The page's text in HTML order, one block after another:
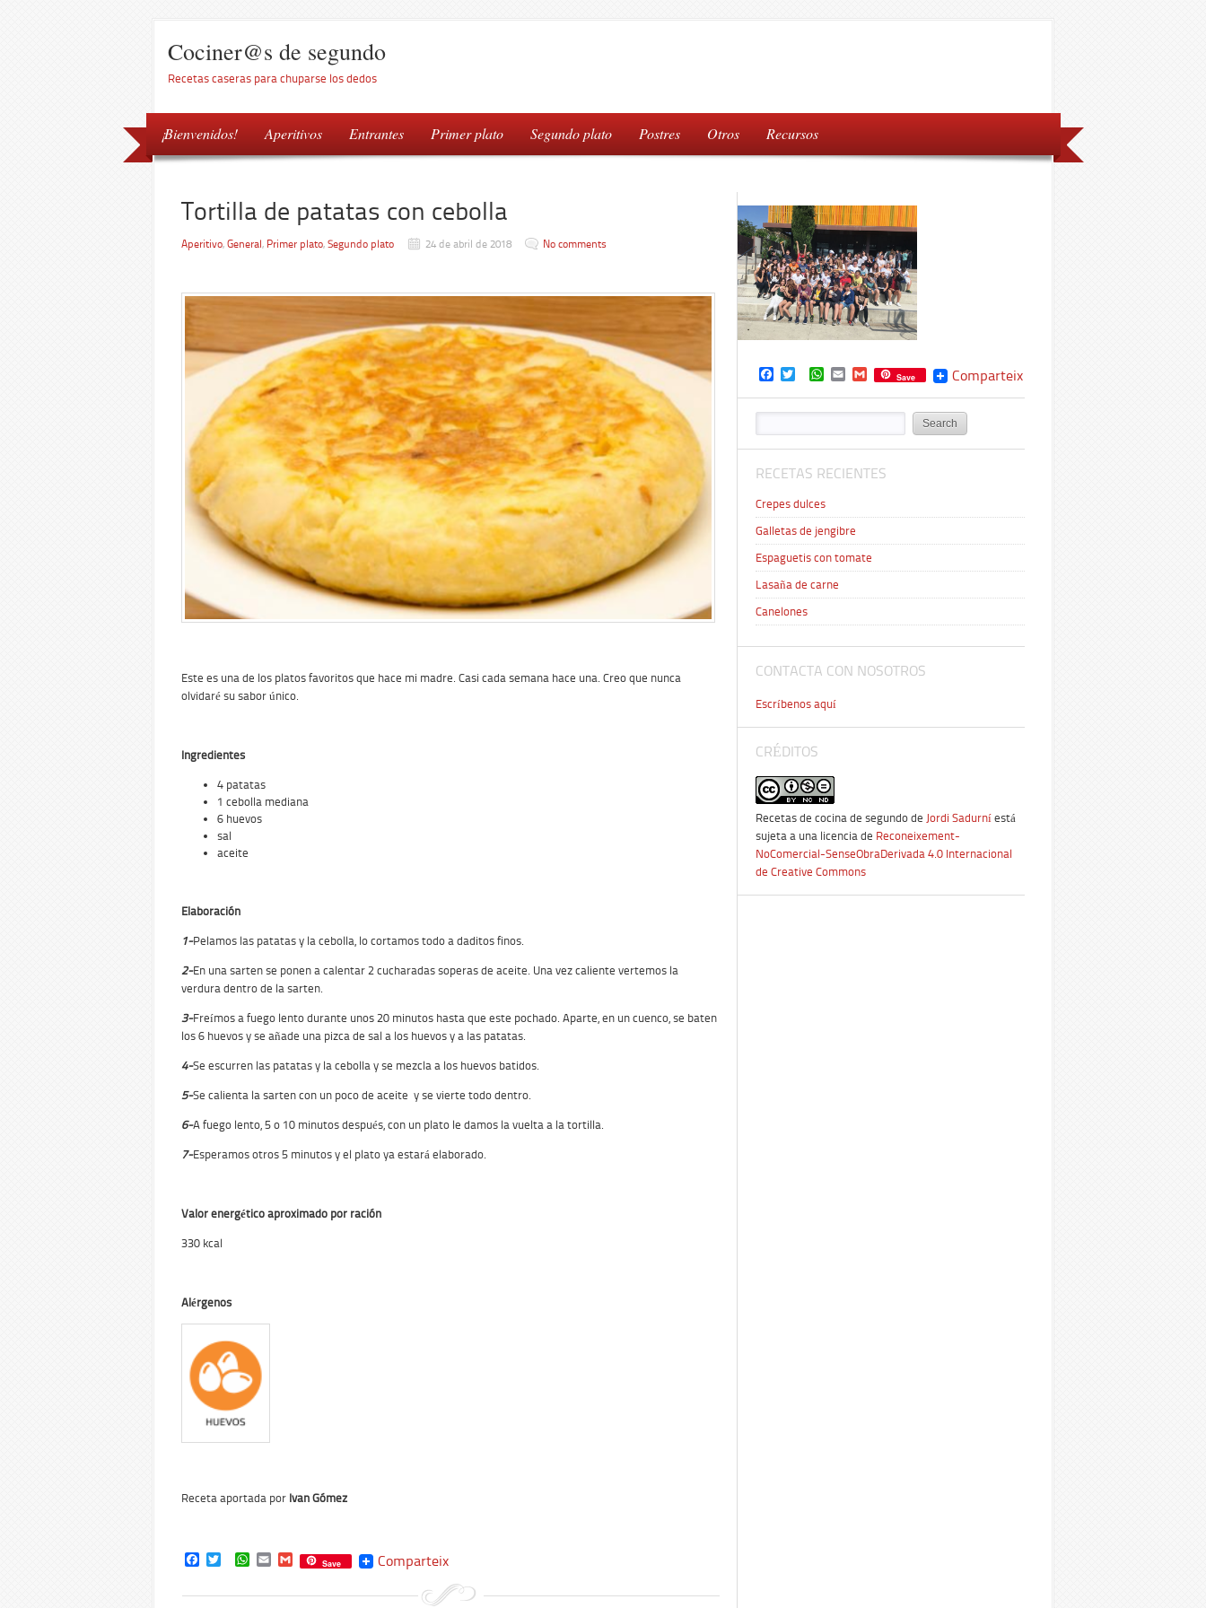
Cociner@s de segundo
Recetas caseras para chuparse los dedos
¡Bienvenidos! Aperitivos Entrantes Primer plato Segundo plato Postres Otros Recursos
Tortilla de patatas con cebolla
Aperitivo, General, Primer plato, Segundo plato 24 de abril de 2018 No comments
Este es una de los platos favoritos que hace mi madre. Casi cada semana hace una. Creo que nunca
olvidaré su sabor único.
Ingredientes
4 patatas
1 cebolla mediana
6 huevos
sal
aceite
Elaboración
1-Pelamos las patatas y la cebolla, lo cortamos todo a daditos finos.
2-En una sarten se ponen a calentar 2 cucharadas soperas de aceite. Una vez caliente vertemos la
verdura dentro de la sarten.
3-Freímos a fuego lento durante unos 20 minutos hasta que este pochado. Aparte, en un cuenco, se baten
los 6 huevos y se añade una pizca de sal a los huevos y a las patatas.
4-Se escurren las patatas y la cebolla y se mezcla a los huevos batidos.
5-Se calienta la sarten con un poco de aceite y se vierte todo dentro.
6-A fuego lento, 5 o 10 minutos después, con un plato le damos la vuelta a la tortilla.
7-Esperamos otros 5 minutos y el plato ya estará elaborado.
Valor energético aproximado por ración
330 kcal
Alérgenos
Receta aportada por Ivan Gómez
Facebook
TwitterWhatsApp
EmailGmailSave Comparteix
Facebook
TwitterWhatsApp
EmailGmailSave Comparteix
RECETAS RECIENTES
Crepes dulces
Galletas de jengibre
Espaguetis con tomate
Lasaña de carne
Canelones
CONTACTA CON NOSOTROS
Escríbenos aquí
CRÉDITOS
Recetas de cocina de segundo de Jordi Sadurní está
sujeta a una licencia de Reconeixement-
NoComercial-SenseObraDerivada 4.0 Internacional
de Creative Commons